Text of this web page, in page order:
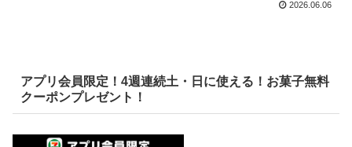
2026.06.06
アプリ会員限定！4週連続土・日に使える！お菓子無料
クーポンプレゼント！